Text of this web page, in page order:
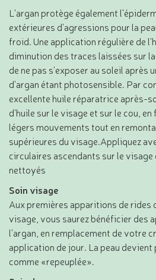
L'argan protège également
extérieures d'agressions pour la
froid. Une application régulière de
diminution des traces laissées sur
de ne pas s'exposer au soleil après
d'argan étant photosensible. Par
excellente huile réparatrice après-
d'huile sur le visage et sur le cou,
légers mouvements tout en
supérieures du visage.Appliquez
circulaires ascendants sur le
nettoyés
Soin visage
Aux premières apparitions de rides
visage, vous saurez bénéficier des
l'argan, en remplacement de votre
application de jour. La peau
comme «repeuplée».